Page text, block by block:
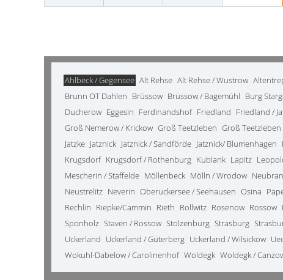
Ahlbeck / Gegensee Alt Rehse Alt Rehse / Wustrow
Brunn OT Dahlen Brüssow Brüssow / Bagemühl Burg
Ducherow Eggesin Ferdinandshof Friedland Friedland /
Groß Nemerow / Krickow Groß Teetzleben Groß
Jatzke Jatznick Jatznick / Sandförde Jatznick/ Blumenhagen
Krugsdorf Krugsdorf / Rothenburg Kublank Lapitz
Mescherin / Staffelde Möllenbeck Mölln / Wrodow
Neustrelitz Neverin Oberuckersee / Seehausen Osina
Rechlin Riepke/Cammin Rieth Rollwitz Rosenow Rossow
Sponholz Staven / Rossow Stolzenburg Strasburg
Uckerland Uckerland / Güterberg Uckerland / Wilsickow
Wokuhl-Dabelow / Carolinenhof Woldegk Woldegk /